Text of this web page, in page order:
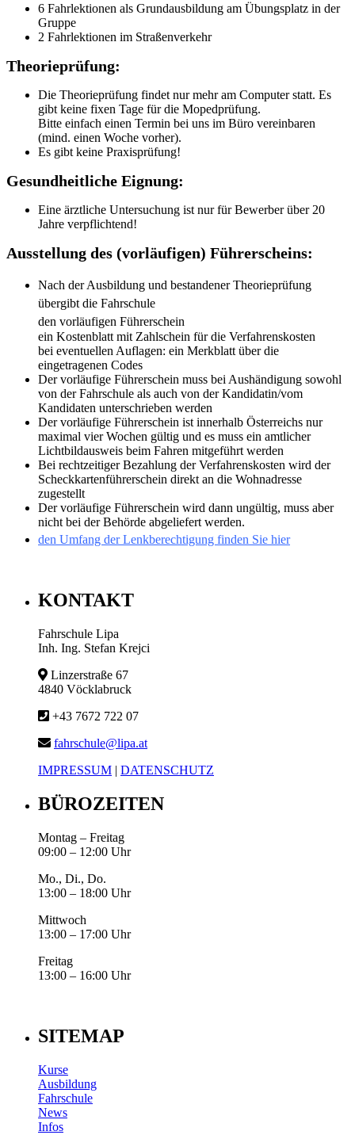
6 Fahrlektionen als Grundausbildung am Übungsplatz in der
Gruppe
2 Fahrlektionen im Straßenverkehr
Theorieprüfung:
Die Theorieprüfung findet nur mehr am Computer statt. Es
gibt keine fixen Tage für die Mopedprüfung.
Bitte einfach einen Termin bei uns im Büro vereinbaren
(mind. einen Woche vorher).
Es gibt keine Praxisprüfung!
Gesundheitliche Eignung:
Eine ärztliche Untersuchung ist nur für Bewerber über 20
Jahre verpflichtend!
Ausstellung des (vorläufigen) Führerscheins:
Nach der Ausbildung und bestandener Theorieprüfung
übergibt die Fahrschule
den vorläufigen Führerschein
ein Kostenblatt mit Zahlschein für die Verfahrenskosten
bei eventuellen Auflagen: ein Merkblatt über die
eingetragenen Codes
Der vorläufige Führerschein muss bei Aushändigung sowohl
von der Fahrschule als auch von der Kandidatin/vom
Kandidaten unterschrieben werden
Der vorläufige Führerschein ist innerhalb Österreichs nur
maximal vier Wochen gültig und es muss ein amtlicher
Lichtbildausweis beim Fahren mitgeführt werden
Bei rechtzeitiger Bezahlung der Verfahrenskosten wird der
Scheckkartenführerschein direkt an die Wohnadresse
zugestellt
Der vorläufige Führerschein wird dann ungültig, muss aber
nicht bei der Behörde abgeliefert werden.
den Umfang der Lenkberechtigung finden Sie hier
KONTAKT
Fahrschule Lipa
Inh. Ing. Stefan Krejci
Linzerstraße 67
4840 Vöcklabruck
+43 7672 722 07
fahrschule@lipa.at
IMPRESSUM | DATENSCHUTZ
BÜROZEITEN
Montag – Freitag
09:00 – 12:00 Uhr
Mo., Di., Do.
13:00 – 18:00 Uhr
Mittwoch
13:00 – 17:00 Uhr
Freitag
13:00 – 16:00 Uhr
SITEMAP
Kurse
Ausbildung
Fahrschule
News
Infos